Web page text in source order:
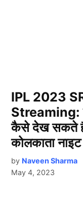
IPL 2023
Streaming:
कैसे देख सकते हैं
कोलकाता
by Naveen Sharma
May 4, 2023